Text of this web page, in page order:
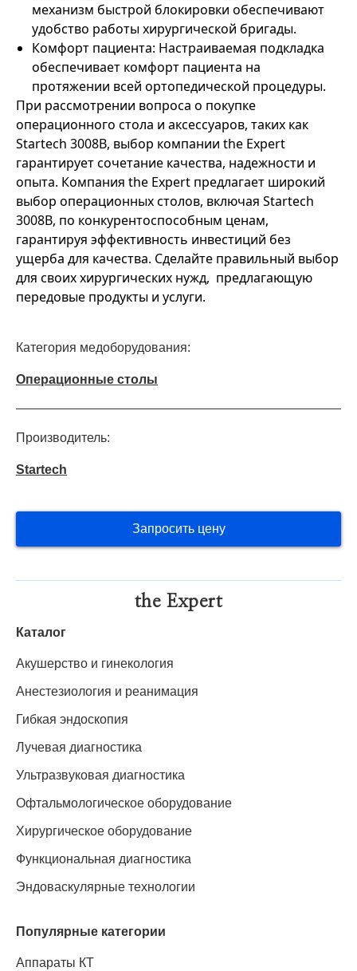
Категория медоборудования:
Операционные столы
Производитель:
Startech
Запросить цену
механизм быстрой блокировки обеспечивают
удобство работы хирургической бригады.
Комфорт пациента: Настраиваемая подкладка
обеспечивает комфорт пациента на
протяжении всей ортопедической процедуры.
При рассмотрении вопроса о покупке
операционного стола и аксессуаров, таких как
Startech 3008B, выбор компании the Expert
гарантирует сочетание качества, надежности и
опыта. Компания the Expert предлагает широкий
выбор операционных столов, включая Startech
3008B, по конкурентоспособным ценам,
гарантируя эффективность инвестиций без
ущерба для качества. Сделайте правильный выбор
для своих хирургических нужд, предлагающую
передовые продукты и услуги.
the Expert
Каталог
Акушерство и гинекология
Анестезиология и реанимация
Гибкая эндоскопия
Лучевая диагностика
Ультразвуковая диагностика
Офтальмологическое оборудование
Хирургическое оборудование
Функциональная диагностика
Эндоваскулярные технологии
Популярные категории
Аппараты КТ